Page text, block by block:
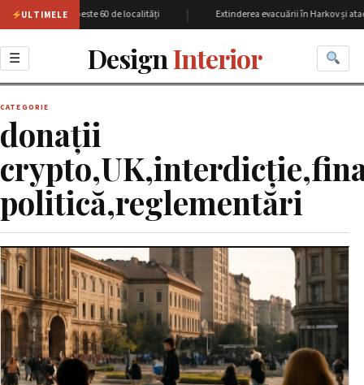
ULTIMELE
Harkov cu peste 60 de localități Extinderea evacuării în Harkov și
☰ DesignInterior
CATEGORIE
donații
politică,reglementări